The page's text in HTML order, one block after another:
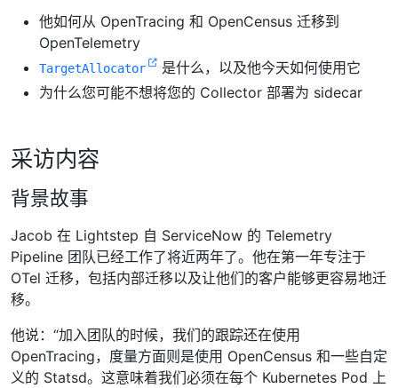
他如何从 OpenTracing 和 OpenCensus 迁移到
OpenTelemetry
TargetAllocator
是什么，以及他今天如何使用它
为什么您可能不想将您的 Collector 部署为 sidecar
采访内容
背景故事
Jacob 在 Lightstep 自 ServiceNow 的 Telemetry
Pipeline 团队已经工作了将近两年了。他在第一年专注于
OTel 迁移，包括内部迁移以及让他们的客户能够更容易地迁
移。
他说：“加入团队的时候，我们的跟踪还在使用
OpenTracing，度量方面则是使用 OpenCensus 和一些自定
义的 Statsd。这意味着我们必须在每个 Kubernetes Pod 上